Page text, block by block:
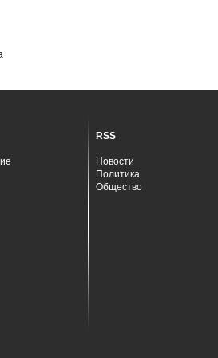
RSS
Новости
Политика
Общество